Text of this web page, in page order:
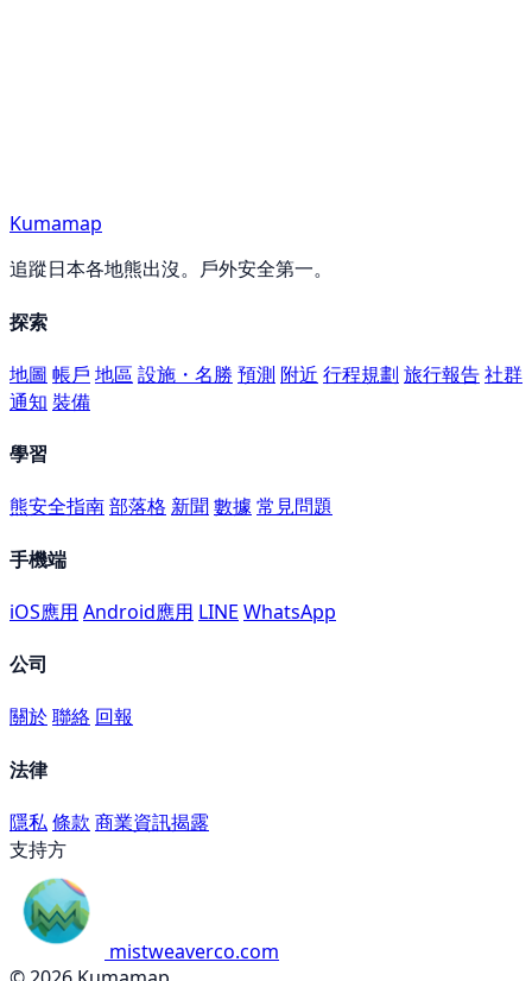
Kumamap
追蹤日本各地熊出沒。戶外安全第一。
探索
地圖 帳戶 地區 設施・名勝 預測 附近 行程規劃 旅行報告社群
通知 裝備
學習
熊安全指南部落格 新聞數據 常見問題
手機端
iOS應用 Android應用 LINE WhatsApp
公司
關於聯絡 回報
法律
隱私條款 商業資訊揭露
支持方
mistweaverco.com